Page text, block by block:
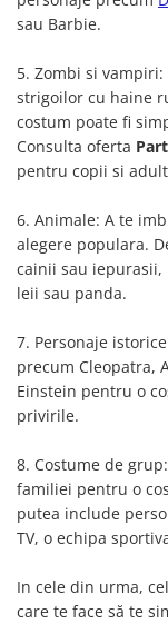
Craciun
Gender Reveal
Baby Shower
Botez
Halloween
Paste
Petrecere 1 An
Petrecerea
Valentine's Day
sau Barbie.
5. Zombi si
strigoilor cu haine
costum poate fi
Consulta oferta
pentru copii si
6. Animale: A te
alegere populara.
cainii sau
leii sau panda.
7. Personaje
precum Cleopatra,
Einstein pentru o
privirile.
8. Costume de
familiei pentru o
putea include
TV, o echipa
In cele din urma,
care te face să te